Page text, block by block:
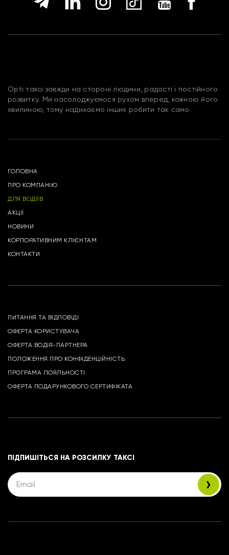
Opti таксі завжди на стороні людини, радості і постійного
розвитку. Ми насолоджуємося рухом вперед, кожною його
хвилиною, тому надихаємо інших робити так само.
ГОЛОВНА
ПРО КОМПАНІЮ
ДЛЯ ВОДІЇВ
АКЦІЇ
НОВИНИ
КОРПОРАТИВНИМ КЛІЄНТАМ
КОНТАКТИ
ПИТАННЯ ТА ВІДПОВІДІ
ОФЕРТА КОРИСТУВАЧА
ОФЕРТА ВОДІЯ-ПАРТНЕРА
ПОЛОЖЕННЯ ПРО КОНФІДЕНЦІЙНІСТЬ.
ПРОГРАМА ЛОЯЛЬНОСТІ
ОФЕРТА ПОДАРУНКОВОГО СЕРТИФІКАТА
ПІДПИШІТЬСЯ НА РОЗСИЛКУ ТАКСІ